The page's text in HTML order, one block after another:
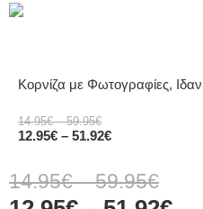
Κορνίζα με Φωτογραφίες,
14.95€ – 59.95€
12.95€ – 51.92€
14.95€ – 59.95€